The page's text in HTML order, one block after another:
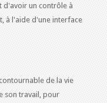
d'avoir un contrôle à
à l'aide d'une interface
de la vie
son travail, pour